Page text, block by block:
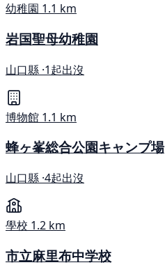
幼稚園 1.1 km
岩国聖母幼稚園
山口縣 ·1起出沒
博物館 1.1 km
蜂ヶ峯総合公園キャンプ場
山口縣 ·4起出沒
學校 1.2 km
市立麻里布中学校